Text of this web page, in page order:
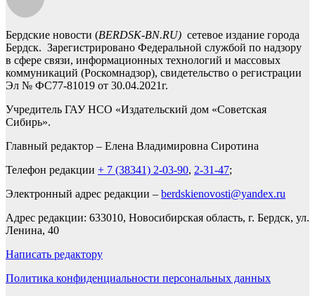
Бердские новости (BERDSK-BN.RU) сетевое издание города
Бердск. Зарегистрировано Федеральной службой по надзору
в сфере связи, информационных технологий и массовых
коммуникаций (Роскомнадзор), свидетельство о регистрации
Эл № ФС77-81019 от 30.04.2021г.
Учредитель ГАУ НСО «Издательский дом «Советская
Сибирь».
Главный редактор – Елена Владимировна Сиротина
Телефон редакции + 7 (38341) 2-03-90, 2-31-47;
Электронный адрес редакции – berdskienovosti@yandex.ru
Адрес редакции: 633010, Новосибирская область, г. Бердск, ул.
Ленина, 40
Написать редактору
Политика конфиденциальности персональных данных